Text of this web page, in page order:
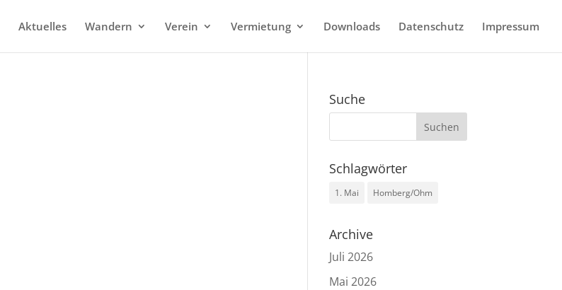
Aktuelles Wandern Verein Vermietung Downloads Datenschutz Impressum
Suche
Schlagwörter
1. Mai Homberg/Ohm
Archive
Juli 2026
Mai 2026